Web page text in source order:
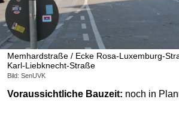
Memhardstraße / Ecke Rosa-Luxemburg-
Karl-Liebknecht-Straße
Bild: SenUVK
Voraussichtliche Bauzeit: noch in